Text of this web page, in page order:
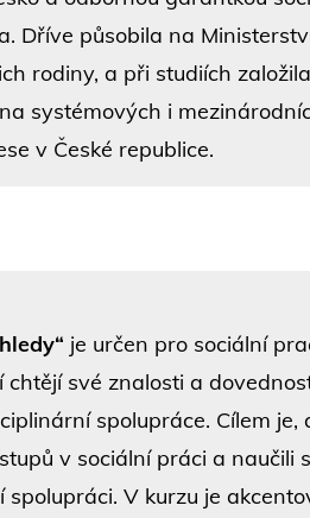
Dříve působila na
rodiny, a při studiích
systémových i
v České republice.
je určen pro sociální
své znalosti a
spolupráce. Cílem
v sociální práci a naučili
V kurzu je